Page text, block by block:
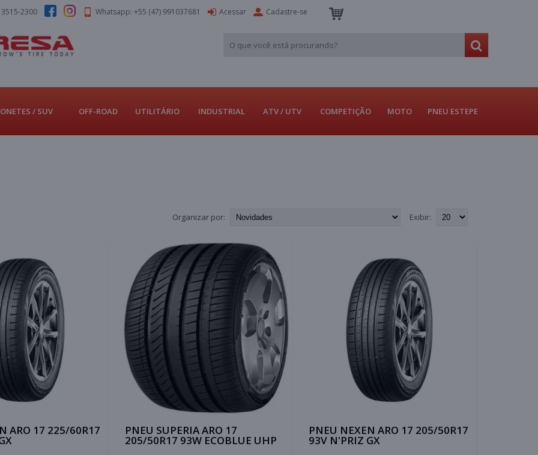
2300 Whatsapp: +55 (47) 991037681 Acessar Cadastre-se
/ SUV OFF-ROAD UTILITÁRIO INDUSTRIAL ATV / UTV COMPETIÇÃO MOTO PNEU ESTEPE
Exibir:
Organizar por:
ARO 17 225/60R17 PNEU SUPERIA ARO 17
205/50R17 93W ECOBLUE UHP
PNEU NEXEN ARO 17 205/50R17
93V N'PRIZ GX